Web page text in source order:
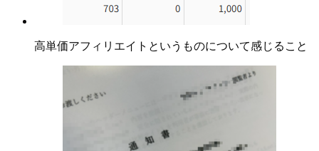
高単価アフィリエイトというものについて感じること